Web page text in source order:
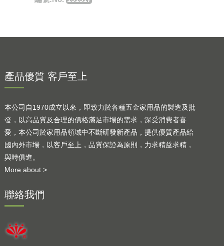
產品優質 客戶至上
本公司自1970成立以來，即致力於各種五金家用品的製造及批
發，以高品質及合理的價格滿足市場的需求，深受消費者喜
愛，本公司於家用品領域中不斷研發新產品，提供優質產品給
國內外市場，以客戶至上，品質保證為原則，力求精益求精，
與時俱進。
More about >
聯絡我們